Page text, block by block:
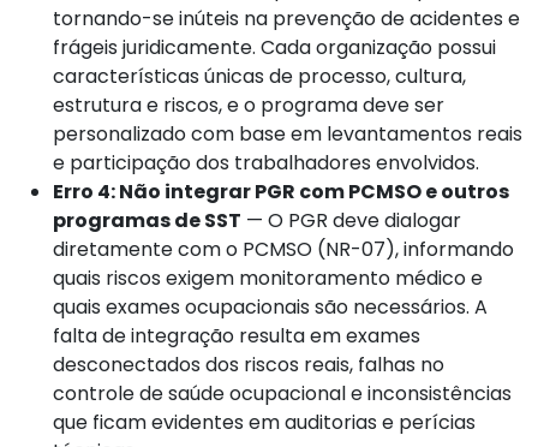
tornando-se inúteis na prevenção de acidentes e
frágeis juridicamente. Cada organização possui
características únicas de processo, cultura,
estrutura e riscos, e o programa deve ser
personalizado com base em levantamentos reais
e participação dos trabalhadores envolvidos.
Erro 4: Não integrar PGR com PCMSO e outros
programas de SST — O PGR deve dialogar
diretamente com o PCMSO (NR-07), informando
quais riscos exigem monitoramento médico e
quais exames ocupacionais são necessários. A
falta de integração resulta em exames
desconectados dos riscos reais, falhas no
controle de saúde ocupacional e inconsistências
que ficam evidentes em auditorias e perícias